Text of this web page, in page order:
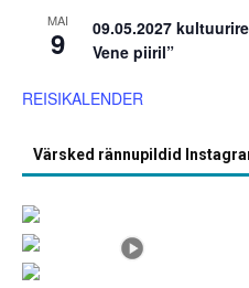
MAI
9
09.05.2027
Vene piiril”
REISIKALENDER
Värsked rännupildid